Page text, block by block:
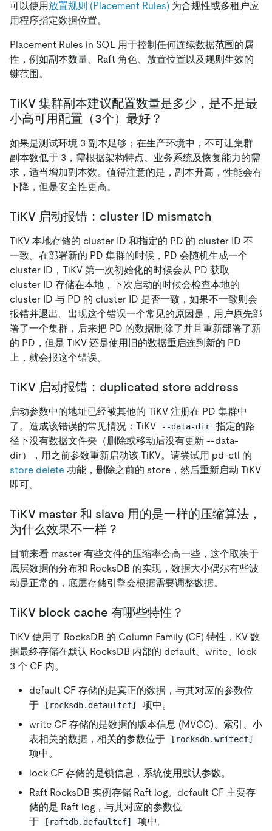
可以使用放置规则 (Placement Rules) 为合规性或多租户应
用程序指定数据位置。
Placement Rules in SQL 用于控制任何连续数据范围的属
性，例如副本数量、Raft 角色、放置位置以及规则生效的
键范围。
TiKV 集群副本建议配置数量是多少，是不是最
小高可用配置（3个）最好？
如果是测试环境 3 副本足够；在生产环境中，不可让集群
副本数低于 3，需根据架构特点、业务系统及恢复能力的需
求，适当增加副本数。值得注意的是，副本升高，性能会有
下降，但是安全性更高。
TiKV 启动报错：cluster ID mismatch
TiKV 本地存储的 cluster ID 和指定的 PD 的 cluster ID 不
一致。在部署新的 PD 集群的时候，PD 会随机生成一个
cluster ID，TiKV 第一次初始化的时候会从 PD 获取
cluster ID 存储在本地，下次启动的时候会检查本地的
cluster ID 与 PD 的 cluster ID 是否一致，如果不一致则会
报错并退出。出现这个错误一个常见的原因是，用户原先部
署了一个集群，后来把 PD 的数据删除了并且重新部署了新
的 PD，但是 TiKV 还是使用旧的数据重启连到新的 PD
上，就会报这个错误。
TiKV 启动报错：duplicated store address
启动参数中的地址已经被其他的 TiKV 注册在 PD 集群中
了。造成该错误的常见情况：TiKV
--data-dir
指定的路
径下没有数据文件夹（删除或移动后没有更新 --data-
dir），用之前参数重新启动该 TiKV。请尝试用 pd-ctl 的
store delete 功能，删除之前的 store，然后重新启动 TiKV
即可。
TiKV master 和 slave 用的是一样的压缩算法，
为什么效果不一样？
目前来看 master 有些文件的压缩率会高一些，这个取决于
底层数据的分布和 RocksDB 的实现，数据大小偶尔有些波
动是正常的，底层存储引擎会根据需要调整数据。
TiKV block cache 有哪些特性？
TiKV 使用了 RocksDB 的 Column Family (CF) 特性，KV 数
据最终存储在默认 RocksDB 内部的 default、write、lock
3 个 CF 内。
default CF 存储的是真正的数据，与其对应的参数位
于
[rocksdb.defaultcf]
项中。
write CF 存储的是数据的版本信息 (MVCC)、索引、小
表相关的数据，相关的参数位于
[rocksdb.writecf]
项中。
lock CF 存储的是锁信息，系统使用默认参数。
Raft RocksDB 实例存储 Raft log。default CF 主要存
储的是 Raft log，与其对应的参数位
于
[raftdb.defaultcf]
项中。